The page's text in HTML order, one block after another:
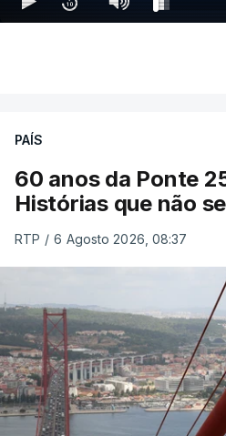
PAÍS
60 anos da Ponte
Histórias que não
RTP / 6 Agosto 2026, 08:37